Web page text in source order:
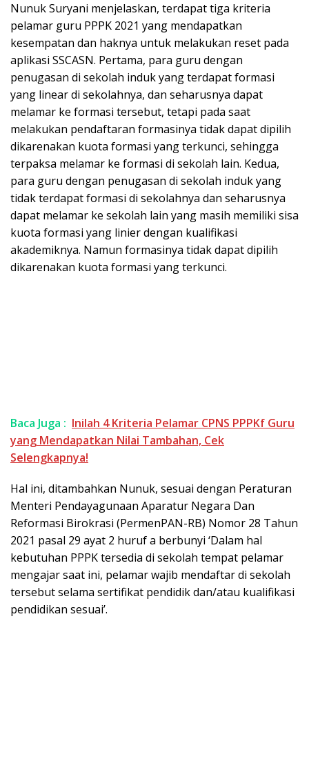
Nunuk Suryani menjelaskan, terdapat tiga kriteria
pelamar guru PPPK 2021 yang mendapatkan
kesempatan dan haknya untuk melakukan reset pada
aplikasi SSCASN. Pertama, para guru dengan
penugasan di sekolah induk yang terdapat formasi
yang linear di sekolahnya, dan seharusnya dapat
melamar ke formasi tersebut, tetapi pada saat
melakukan pendaftaran formasinya tidak dapat dipilih
dikarenakan kuota formasi yang terkunci, sehingga
terpaksa melamar ke formasi di sekolah lain. Kedua,
para guru dengan penugasan di sekolah induk yang
tidak terdapat formasi di sekolahnya dan seharusnya
dapat melamar ke sekolah lain yang masih memiliki sisa
kuota formasi yang linier dengan kualifikasi
akademiknya. Namun formasinya tidak dapat dipilih
dikarenakan kuota formasi yang terkunci.
Baca Juga : Inilah 4 Kriteria Pelamar CPNS PPPKf Guru
yang Mendapatkan Nilai Tambahan, Cek
Selengkapnya!
Hal ini, ditambahkan Nunuk, sesuai dengan Peraturan
Menteri Pendayagunaan Aparatur Negara Dan
Reformasi Birokrasi (PermenPAN-RB) Nomor 28 Tahun
2021 pasal 29 ayat 2 huruf a berbunyi ‘Dalam hal
kebutuhan PPPK tersedia di sekolah tempat pelamar
mengajar saat ini, pelamar wajib mendaftar di sekolah
tersebut selama sertifikat pendidik dan/atau kualifikasi
pendidikan sesuai’.